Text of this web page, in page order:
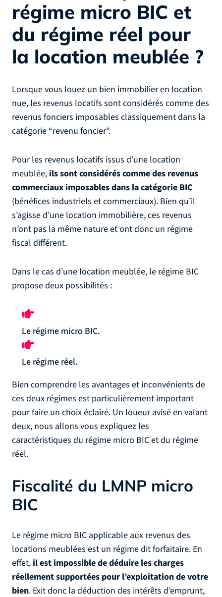
régime micro BIC et
du régime réel pour
la location meublée ?
Lorsque vous louez un bien immobilier en location
nue, les revenus locatifs sont considérés comme des
revenus fonciers imposables classiquement dans la
catégorie “revenu foncier”.
Pour les revenus locatifs issus d’une location
meublée, ils sont considérés comme des revenus
commerciaux imposables dans la catégorie BIC
(bénéfices industriels et commerciaux). Bien qu’il
s’agisse d’une location immobilière, ces revenus
n’ont pas la même nature et ont donc un régime
fiscal différent.
Dans le cas d’une location meublée, le régime BIC
propose deux possibilités :
Le régime micro BIC.
Le régime réel.
Bien comprendre les avantages et inconvénients de
ces deux régimes est particulièrement important
pour faire un choix éclairé. Un loueur avisé en valant
deux, nous allons vous expliquez les
caractéristiques du régime micro BIC et du régime
réel.
Fiscalité du LMNP micro
BIC
Le régime micro BIC applicable aux revenus des
locations meublées est un régime dit forfaitaire. En
effet, il est impossible de déduire les charges
réellement supportées pour l’exploitation de votre
bien. Exit donc la déduction des intérêts d’emprunt,